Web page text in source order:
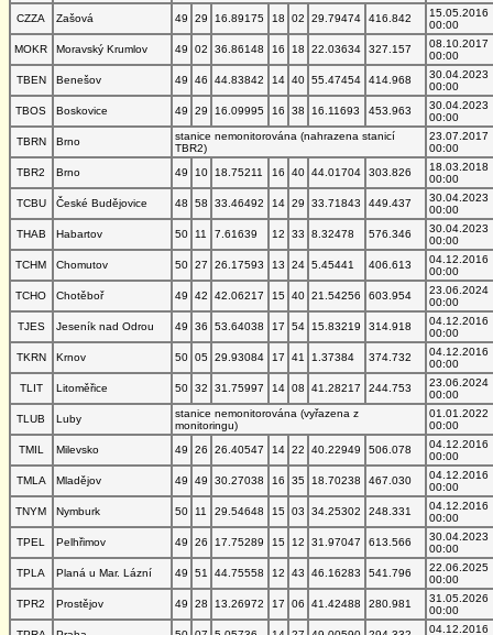
CZZA Zašová 49 29 16.89175 18 02 29.79474 416.842
15.05.2016
00:00
MOKR
Moravský Krumlov 49 02 36.86148 16 18 22.03634 327.157
08.10.2017
00:00
TBEN
Benešov 49 46 44.83842 14 40 55.47454 414.968
30.04.2023
00:00
TBOS
Boskovice 49 29 16.09995 16 38 16.11693 453.963
30.04.2023
00:00
TBRN
Brno
stanice nemonitorována (nahrazena stanicí
TBR2)
23.07.2017
00:00
TBR2
Brno 49 10 18.75211 16 40 44.01704 303.826
18.03.2018
00:00
TCBU
České Budějovice 48 58 33.46492 14 29 33.71843 449.437
30.04.2023
00:00
THAB
Habartov 50 11 7.61639 12 33 8.32478 576.346
30.04.2023
00:00
TCHM
Chomutov 50 27 26.17593 13 24 5.45441 406.613
04.12.2016
00:00
TCHO
Chotěboř 49 42 42.06217 15 40 21.54256 603.954
23.06.2024
00:00
TJES
Jeseník nad Odrou 49 36 53.64038 17 54 15.83219 314.918
04.12.2016
00:00
TKRN
Krnov 50 05 29.93084 17 41 1.37384 374.732
04.12.2016
00:00
TLIT
Litoměřice 50 32 31.75997 14 08 41.28217 244.753
23.06.2024
00:00
TLUB
Luby
stanice nemonitorována (vyřazena z
monitoringu)
01.01.2022
00:00
TMIL
Milevsko 49 26 26.40547 14 22 40.22949 506.078
04.12.2016
00:00
TMLA
Mladějov 49 49 30.27038 16 35 18.70238 467.030
04.12.2016
00:00
TNYM
Nymburk 50 11 29.54648 15 03 34.25302 248.331
04.12.2016
00:00
TPEL
Pelhřimov 49 26 17.75289 15 12 31.97047 613.566
30.04.2023
00:00
TPLA
Planá u Mar. Lázní 49 51 44.75558 12 43 46.16283 541.796
22.06.2025
00:00
TPR2
Prostějov 49 28 13.26972 17 06 41.42488 280.981
31.05.2026
00:00
04.12.2016